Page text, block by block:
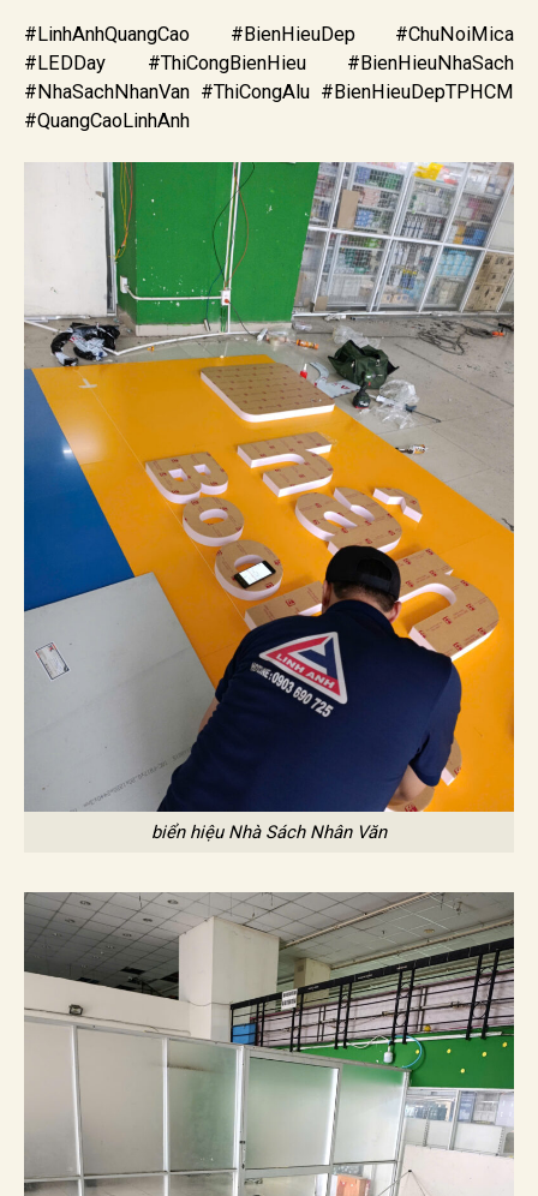
#LinhAnhQuangCao #BienHieuDep #ChuNoiMica
#LEDDay #ThiCongBienHieu #BienHieuNhaSach
#NhaSachNhanVan #ThiCongAlu #BienHieuDepTPHCM
#QuangCaoLinhAnh
biển hiệu Nhà Sách Nhân Văn